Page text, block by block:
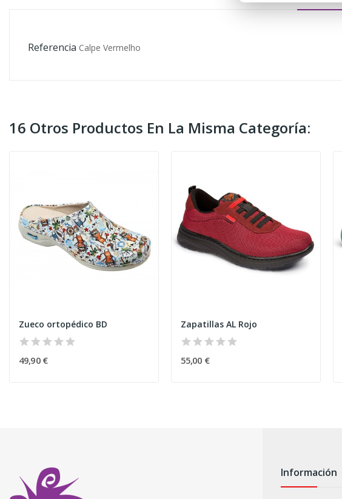
Referencia Calpe Vermelho
16 Otros Productos En La Misma Categoría:
Zueco ortopédico BD
49,90 €
Zapatillas AL Rojo
55,00 €
Información